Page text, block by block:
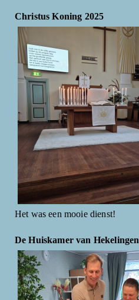
Christus Koning 2025
Het was een mooie dienst!
De Huiskamer van Hekelingen